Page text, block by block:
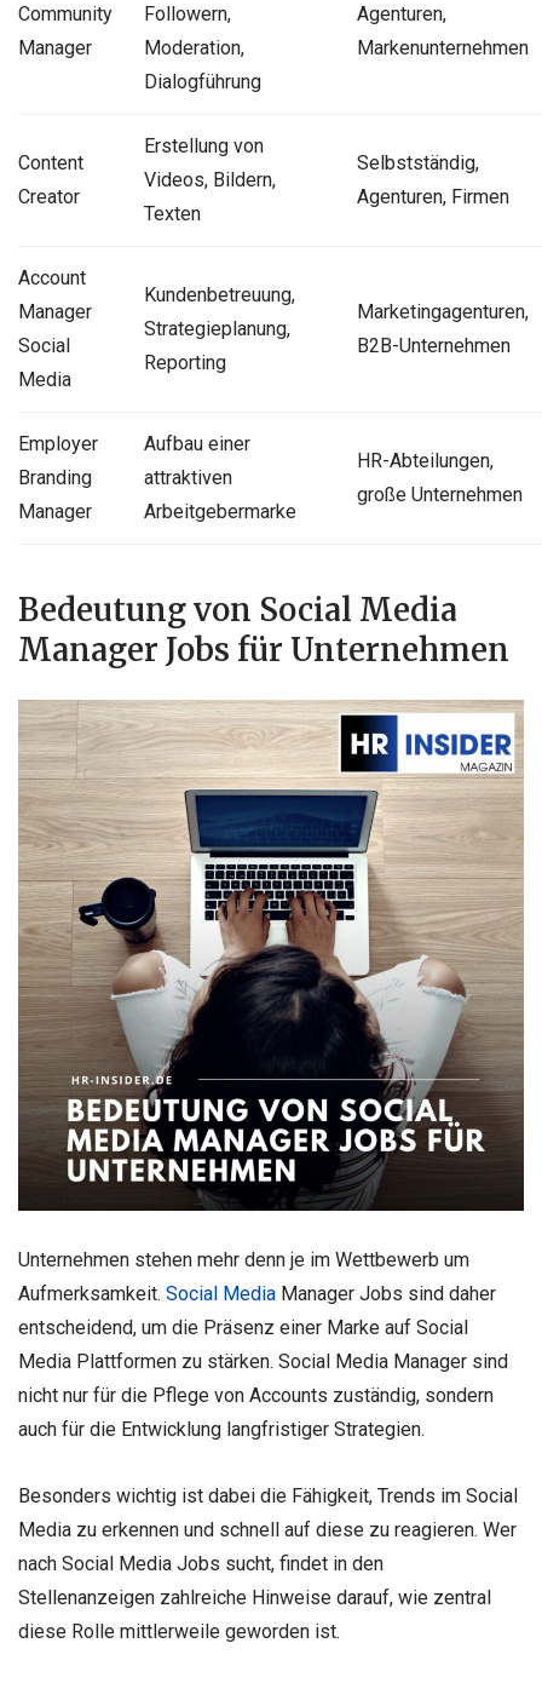
Community
Manager
Followern,
Moderation,
Dialogführung
Agenturen,
Markenunternehmen
Content
Creator
Erstellung von
Videos, Bildern,
Texten
Selbstständig,
Agenturen, Firmen
Account
Manager
Social
Media
Kundenbetreuung,
Strategieplanung,
Reporting
Marketingagenturen,
B2B-Unternehmen
Employer
Branding
Manager
Aufbau einer
attraktiven
Arbeitgebermarke
HR-Abteilungen,
große Unternehmen
Bedeutung von Social Media
Manager Jobs für Unternehmen
Unternehmen stehen mehr denn je im Wettbewerb um
Aufmerksamkeit. Social Media Manager Jobs sind daher
entscheidend, um die Präsenz einer Marke auf Social
Media Plattformen zu stärken. Social Media Manager sind
nicht nur für die Pflege von Accounts zuständig, sondern
auch für die Entwicklung langfristiger Strategien.
Besonders wichtig ist dabei die Fähigkeit, Trends im Social
Media zu erkennen und schnell auf diese zu reagieren. Wer
nach Social Media Jobs sucht, findet in den
Stellenanzeigen zahlreiche Hinweise darauf, wie zentral
diese Rolle mittlerweile geworden ist.